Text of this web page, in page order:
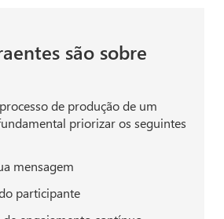
são sobre
de produção de um
priorizar os seguintes
mensagem
participante